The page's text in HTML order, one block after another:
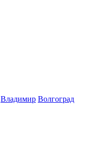
Владимир Волгоград